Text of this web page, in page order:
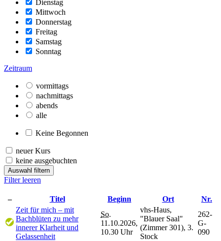
Dienstag
Mittwoch
Donnerstag
Freitag
Samstag
Sonntag
Zeitraum
vormittags
nachmittags
abends
alle
Keine Begonnen
neuer Kurs
keine ausgebuchten
Auswahl filtern
Filter leeren
– Titel Beginn Ort
Nr.
Zeit für mich – mit
Bachblüten zu mehr
innerer Klarheit und
Gelassenheit
So.
11.10.2026,
10.30 Uhr
vhs-Haus,
"Blauer Saal"
(Zimmer 301), 3.
Stock
262-
G-
090